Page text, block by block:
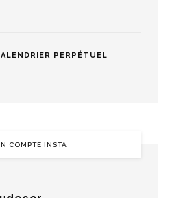
PERPÉTUEL
COMPTE INSTA